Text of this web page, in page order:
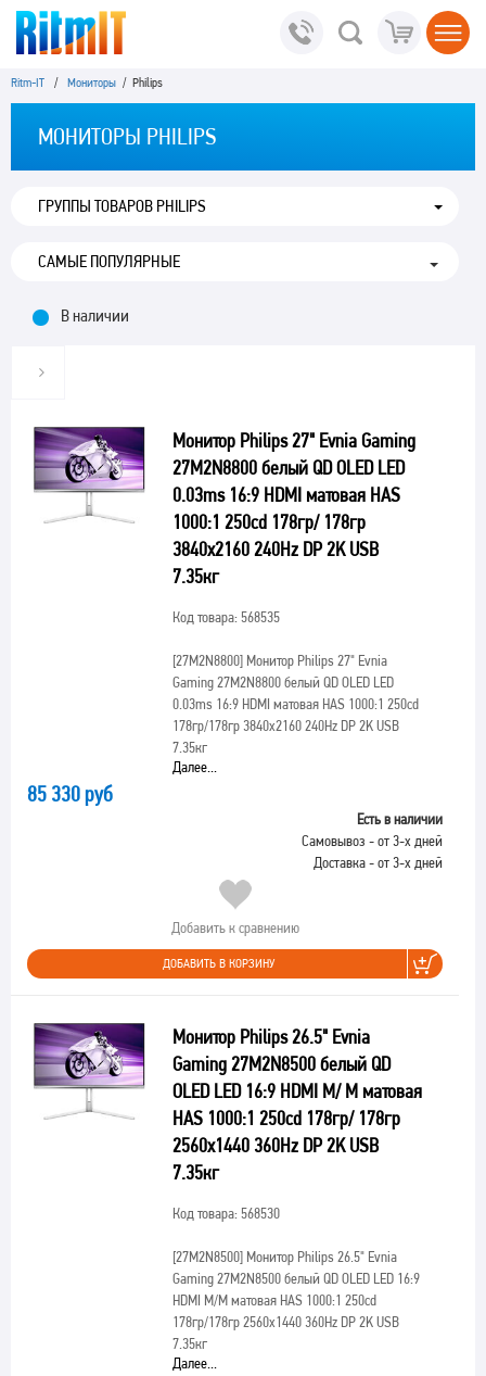
Ritm-IT / Мониторы / Philips
МОНИТОРЫ PHILIPS
ГРУППЫ ТОВАРОВ PHILIPS
В наличии
Монитор Philips 27" Evnia Gaming
27M2N8800 белый QD OLED LED
0.03ms 16:9 HDMI матовая HAS
1000:1 250cd 178гр/ 178гр
3840x2160 240Hz DP 2K USB
7.35кг
Код товара: 568535
[27M2N8800]Монитор Philips 27" Evnia
Gaming 27M2N8800 белый QD OLED LED
0.03ms 16:9 HDMI матовая HAS 1000:1 250cd
178гр/178гр 3840x2160 240Hz DP 2K USB
7.35кг
Далее...
85 330 руб
Есть в наличии
Самовывоз - от 3-х дней
Доставка - от 3-х дней
Добавить к сравнению
ДОБАВИТЬ В КОРЗИНУ
Монитор Philips 26.5" Evnia
Gaming 27M2N8500 белый QD
OLED LED 16:9 HDMI M/ M матовая
HAS 1000:1 250cd 178гр/ 178гр
2560x1440 360Hz DP 2K USB
7.35кг
Код товара: 568530
[27M2N8500]Монитор Philips 26.5" Evnia
Gaming 27M2N8500 белый QD OLED LED 16:9
HDMI M/M матовая HAS 1000:1 250cd
178гр/178гр 2560x1440 360Hz DP 2K USB
7.35кг
Далее...